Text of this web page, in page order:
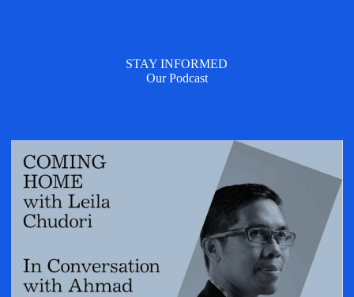
STAY INFORMED
Our Podcast